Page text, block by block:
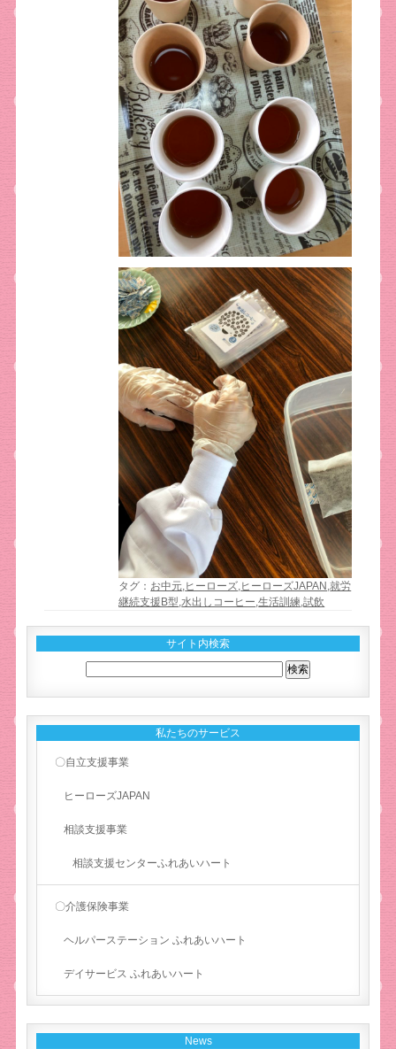
タグ： お中元,ヒーローズ,ヒーローズJAPAN ,就労
継続支援B型,水出しコーヒー,生活訓練,試飲
サイト内検索
私たちのサービス
〇自立支援事業
ヒーローズJAPAN
相談支援事業
相談支援センターふれあいハート
〇介護保険事業
ヘルパーステーション ふれあいハート
デイサービス ふれあいハート
News